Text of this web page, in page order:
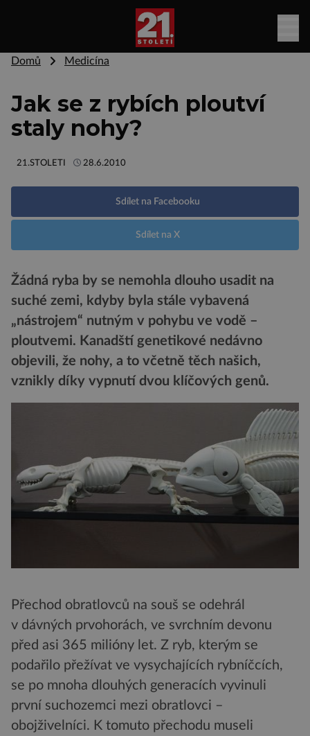
Domů Medicína
Jak se z rybích ploutví
staly nohy?
21.STOLETI 28.6.2010
Sdílet na Facebooku
Sdílet na X
Žádná ryba by se nemohla dlouho usadit na
suché zemi, kdyby byla stále vybavená
„nástrojem“ nutným v pohybu ve vodě –
ploutvemi. Kanadští genetikové nedávno
objevili, že nohy, a to včetně těch našich,
vznikly díky vypnutí dvou klíčových genů.
Přechod obratlovců na souš se odehrál
v dávných prvohorách, ve svrchním devonu
před asi 365 milióny let. Z ryb, kterým se
podařilo přežívat ve vysychajících rybníčcích,
se po mnoha dlouhých generacích vyvinuli
první suchozemci mezi obratlovci –
obojživelníci. K tomuto přechodu museli